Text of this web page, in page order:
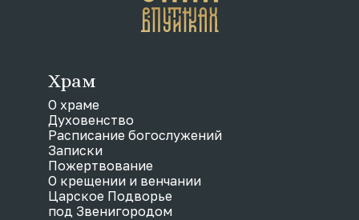
Храм
О храме
Духовенство
Расписание богослужений
Записки
Пожертвование
О крещении и венчании
Царское Подворье
под Звенигородом